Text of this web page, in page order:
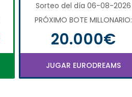
Sorteo del día 06-08-2026
PRÓXIMO BOTE MILLONARIO:
20.000€
JUGAR EURODREAMS